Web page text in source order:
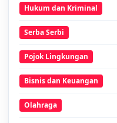
Hukum dan Kriminal
Serba Serbi
Pojok Lingkungan
Bisnis dan Keuangan
Olahraga